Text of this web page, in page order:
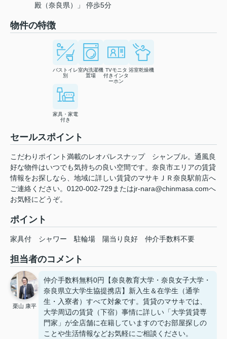
殿（奈良県）」 停歩5分
物件の特徴
バストイレ
別
室内洗濯機
置場
TVモニタ
付きインタ
ーホン
浴室乾燥機
家具・家電
付き
セールスポイント
こだわりポイント満載のレオパレスナップ シャンブル。通風良
好な物件はいつでも気持ちの良い空間です。奈良市エリアの賃貸
情報をお探しなら、地域に詳しい賃貸のマサキＪＲ奈良駅前店へ
ご連絡ください。0120-002-729またはjr-nara@chinmasa.comへ
お気軽にどうぞ。
ポイント
家具付 シャワー 駐輪場 陽当り良好 仲介手数料不要
担当者のコメント
栗山 康平
仲介手数料無料0円【奈良教育大学・奈良女子大学・
奈良県立大学生協提携店】新入生＆在学生（通学
生・入寮者）すべて対象です。賃貸のマサキでは、
大学周辺の賃貸（下宿）事情に詳しい「大学賃貸専
門家」が全店舗に在籍していますのでお部屋探しの
ことや生活情報などお気軽にご相談ください。